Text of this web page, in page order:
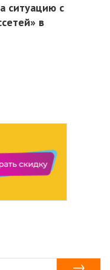
ситуацию с
в